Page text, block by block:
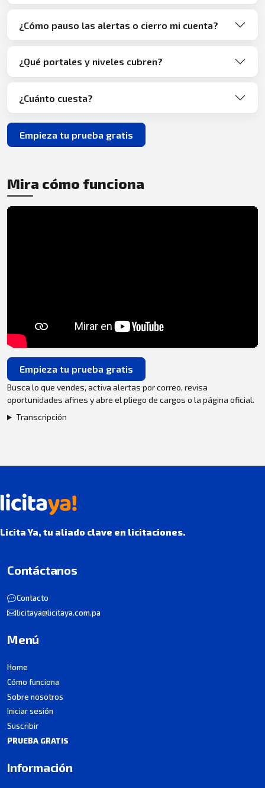
¿Cómo pauso las alertas o cierro mi cuenta?
¿Qué portales y niveles cubren?
¿Cuánto cuesta?
Empieza tu prueba gratis
Mira cómo funciona
Empieza tu prueba gratis
Busca lo que vendes, activa alertas por correo, revisa
oportunidades afines y abre el pliego de cargos o la página oficial.
Transcripción
Licita Ya, tu aliado clave en licitaciones.
Contáctanos
Contacto
licitaya@licitaya.com.pa
Menú
Home
Cómo funciona
Sobre nosotros
Iniciar sesión
Suscribir
PRUEBA GRATIS
Información